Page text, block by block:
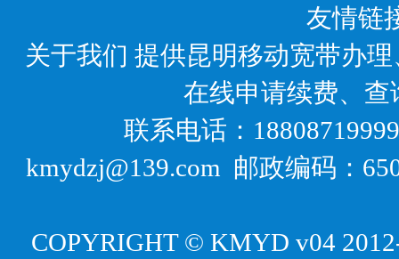
友情链
关于我们 提供昆明移动宽带办
在线申请续费、
联系电话：
kmydzj@139.com 邮政编码：
COPYRIGHT © KMYD v04